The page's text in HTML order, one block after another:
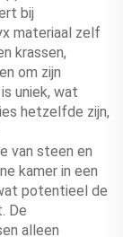
bij
materiaal zelf
krassen,
om zijn
uniek, wat
hetzelfde zijn,
van steen en
kamer in een
potentieel de
De
alleen